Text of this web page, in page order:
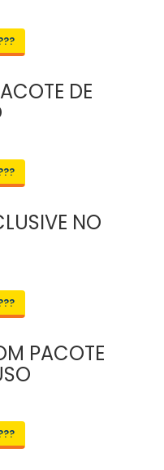
DE
NO
PACOTE